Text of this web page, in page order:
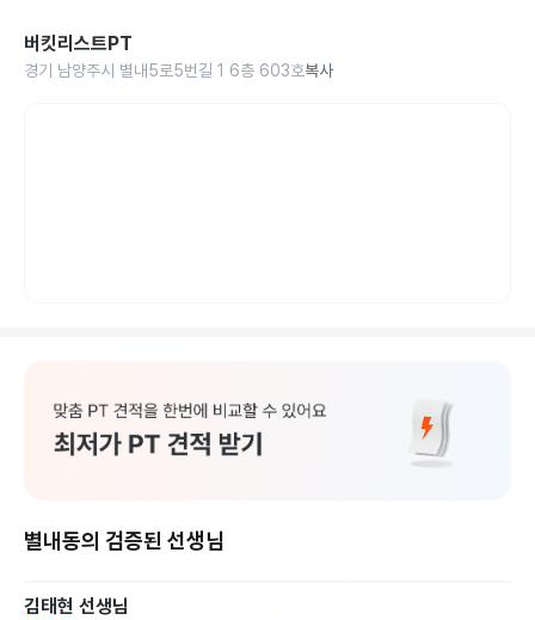
버킷리스트PT
경기 남양주시 별내5로5번길 1 6층 603호복사
별내동의 검증된 선생님
김태현 선생님